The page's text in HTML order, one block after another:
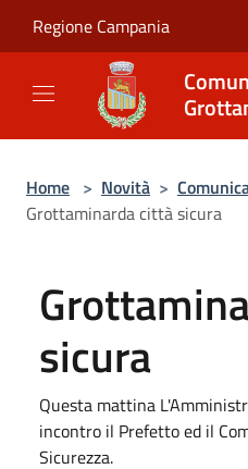
Regione Campania
Home > Novità >
Grottaminarda città sicura
sicura
Questa mattina
incontro il Prefetto ed il
Sicurezza.